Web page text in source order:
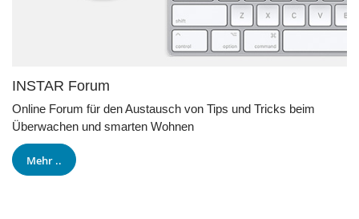
INSTAR Forum
Online Forum für den Austausch von Tips und Tricks beim
Überwachen und smarten Wohnen
Mehr ..